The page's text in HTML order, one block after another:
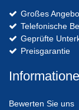
Großes
Telefonische
Geprüfte
Preisgarantie
Bewerten Sie uns